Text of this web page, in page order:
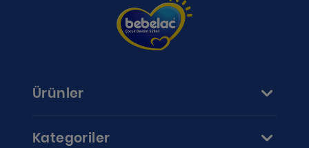
Ürünler
Kategoriler